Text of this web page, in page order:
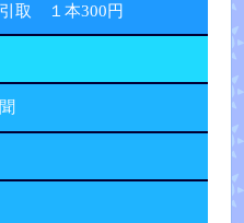
取 １本300円